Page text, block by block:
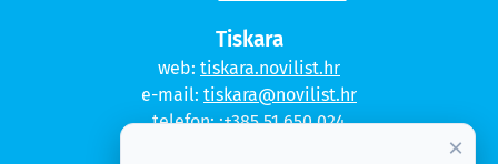
Tiskara
web: tiskara.novilist.hr
e-mail: tiskara@novilist.hr
telefon::+385 51 650 024
×